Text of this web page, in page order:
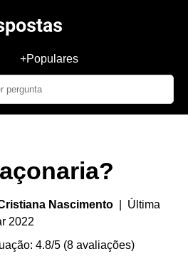
+Populares
Nascimento | Última
2022
4.8/5 (8 avaliações)